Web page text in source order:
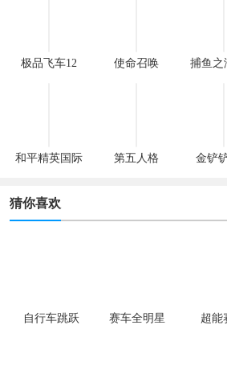
极品飞车12 使命召唤 捕鱼之
和平精英国际
第五人格 金铲
猜你喜欢
自行车跳跃
赛车全明星
超能